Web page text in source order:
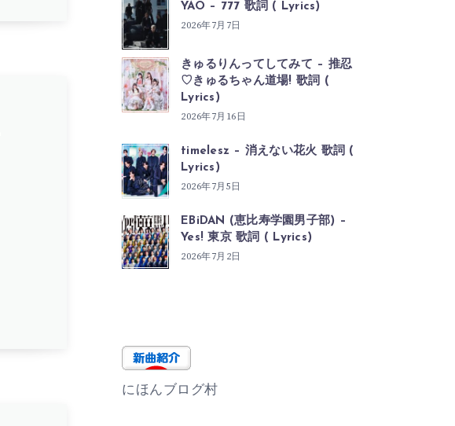
YAO – 777 歌詞 ( Lyrics)
2026年7月7日
きゅるりんってしてみて – 推忍
♡きゅるちゃん道場! 歌詞 (
Lyrics)
2026年7月16日
timelesz – 消えない花火 歌詞 (
Lyrics)
2026年7月5日
EBiDAN (恵比寿学園男子部) –
Yes! 東京 歌詞 ( Lyrics)
2026年7月2日
にほんブログ村